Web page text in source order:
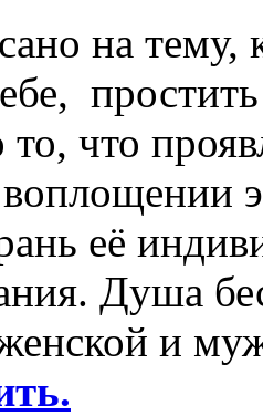
на тему,
то, что
её
Душа
и